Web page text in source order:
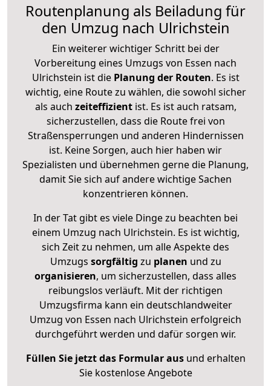
Routenplanung als Beiladung für
den Umzug nach Ulrichstein
Ein weiterer wichtiger Schritt bei der
Vorbereitung eines Umzugs von Essen nach
Ulrichstein ist diePlanung der Routen. Es ist
wichtig, eine Route zu wählen, die sowohl sicher
als auch zeiteffizientist. Es ist auch ratsam,
sicherzustellen, dass die Route frei von
Straßensperrungen und anderen Hindernissen
ist. Keine Sorgen, auch hier haben wir
Spezialisten und übernehmen gerne die Planung,
damit Sie sich auf andere wichtige Sachen
konzentrieren können.
In der Tat gibt es viele Dinge zu beachten bei
einem Umzug nach Ulrichstein. Es ist wichtig,
sich Zeit zu nehmen, um alle Aspekte des
Umzugs sorgfältig zu planen und zu
organisieren, um sicherzustellen, dass alles
reibungslos verläuft. Mit der richtigen
Umzugsfirma kann ein deutschlandweiter
Umzug von Essen nach Ulrichstein erfolgreich
durchgeführt werden und dafür sorgen wir.
Füllen Sie jetzt das Formular ausund erhalten
Sie kostenlose Angebote